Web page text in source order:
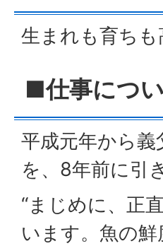
生まれも育ち
■仕事につ
平成元年から
を、8年前に引
“まじめに、正
います。魚の